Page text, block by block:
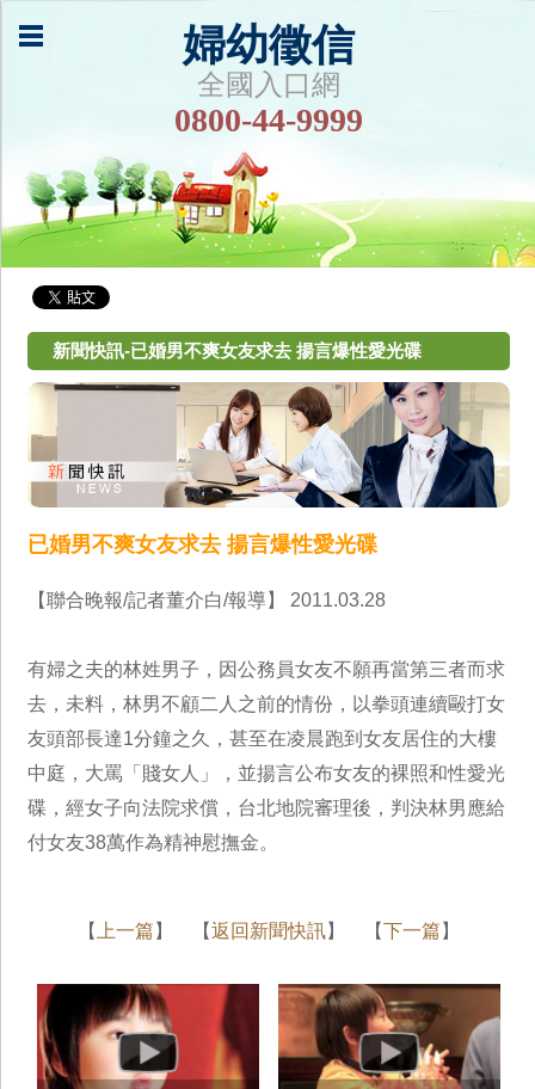
婦幼徵信
全國入口網
0800-44-9999
新聞快訊-已婚男不爽女友求去 揚言爆性愛光碟
已婚男不爽女友求去 揚言爆性愛光碟
【聯合晚報/記者董介白/報導】 2011.03.28
有婦之夫的林姓男子，因公務員女友不願再當第三者而求
去，未料，林男不顧二人之前的情份，以拳頭連續毆打女
友頭部長達1分鐘之久，甚至在凌晨跑到女友居住的大樓
中庭，大罵「賤女人」，並揚言公布女友的裸照和性愛光
碟，經女子向法院求償，台北地院審理後，判決林男應給
付女友38萬作為精神慰撫金。
【 上一篇 】 【返回新聞快訊】 【下一篇 】